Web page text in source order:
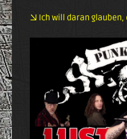
→ Ich will daran glauben,